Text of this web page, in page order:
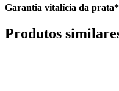
Garantia vitalícia da prata*
Produtos